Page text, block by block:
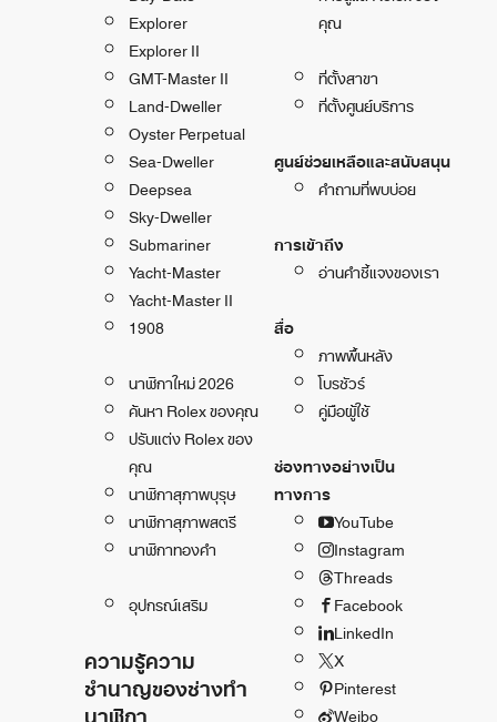
Explorer
Explorer II
GMT-Master II
Land-Dweller
Oyster Perpetual
Sea-Dweller
Deepsea
Sky-Dweller
Submariner
Yacht-Master
Yacht-Master II
1908
นาฬิกาใหม่ 2026
ค้นหา Rolex ของคุณ
ปรับแต่ง Rolex ของ
คุณ
นาฬิกาสุภาพบุรุษ
นาฬิกาสุภาพสตรี
นาฬิกาทองคำ
อุปกรณ์เสริม
ความรู้ความ
ชำนาญของช่างทำ
นาฬิกา
คุณ
ที่ตั้งสาขา
ที่ตั้งศูนย์บริการ
ศูนย์ช่วยเหลือและสนับสนุน
คำถามที่พบบ่อย
การเข้าถึง
อ่านคำชี้แจงของเรา
สื่อ
ภาพพื้นหลัง
โบรชัวร์
คู่มือผู้ใช้
ช่องทางอย่างเป็น
ทางการ
YouTube
Instagram
Threads
Facebook
LinkedIn
X
Pinterest
Weibo